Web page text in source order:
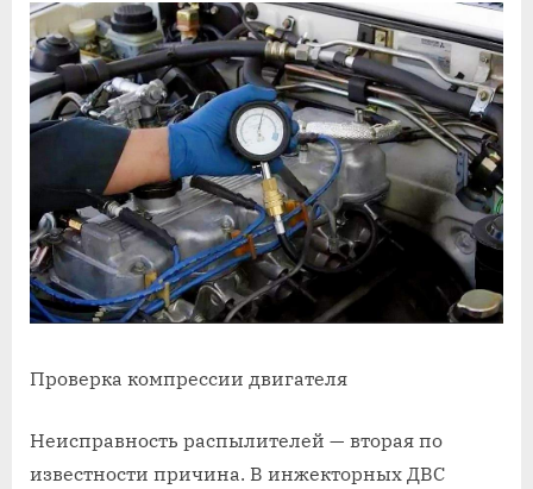
Проверка компрессии двигателя
Неисправность распылителей — вторая по
известности причина. В инжекторных ДВС